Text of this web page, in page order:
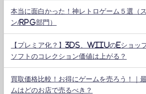
本当に面白かった！神レトロゲーム５選（
ン/RPG部門）
【プレミア化？】3DS、WiiUのeショッ
ソフトのコレクション価値は上がる？
買取価格比較！お得にゲームを売ろう！｜
ムはどのお店で売るべき？